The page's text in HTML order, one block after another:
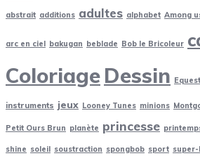
abstrait additions adultes alphabet Among
arc en ciel bakugan beblade Bob le Bricoleur
ColoriageDessin
instruments jeux Looney Tunes minions
Petit Ours Brun planète princesse
shine soleil soustraction spongbob sport